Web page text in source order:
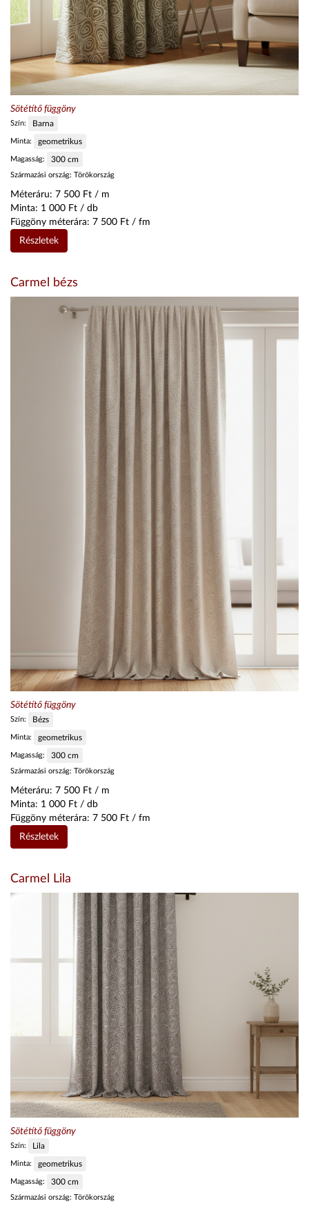
Sötétítő függöny
Szín: Barna
Minta: geometrikus
Magasság: 300 cm
Származási ország: Törökország
Méteráru: 7 500 Ft / m
Minta: 1 000 Ft / db
Függöny méterára: 7 500 Ft / fm
Részletek
Carmel bézs
Sötétítő függöny
Szín: Bézs
Minta: geometrikus
Magasság: 300 cm
Származási ország: Törökország
Méteráru: 7 500 Ft / m
Minta: 1 000 Ft / db
Függöny méterára: 7 500 Ft / fm
Részletek
Carmel Lila
Sötétítő függöny
Szín: Lila
Minta: geometrikus
Magasság: 300 cm
Származási ország: Törökország